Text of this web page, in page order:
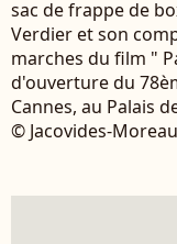
sac de frappe de
Verdier et son
marches du film "
d'ouverture du
Cannes, au Palais
© Jacovides-